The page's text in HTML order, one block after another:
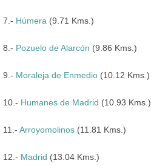
7.- Húmera (9.71 Kms.)
8.- Pozuelo de Alarcón (9.86 Kms.)
9.- Moraleja de Enmedio (10.12 Kms.)
10.- Humanes de Madrid (10.93 Kms.)
11.- Arroyomolinos (11.81 Kms.)
12.- Madrid (13.04 Kms.)